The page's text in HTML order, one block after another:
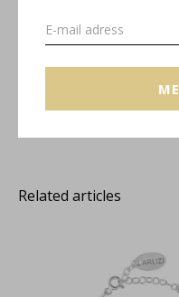
Gratis verzending
Sieradendoosje en
Sieraad op maat laten
Related articles